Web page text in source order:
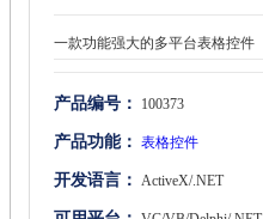
一款功能强大的多平台表格控件
产品编号： 100373
产品功能： 表格控件
开发语言： ActiveX/.NET